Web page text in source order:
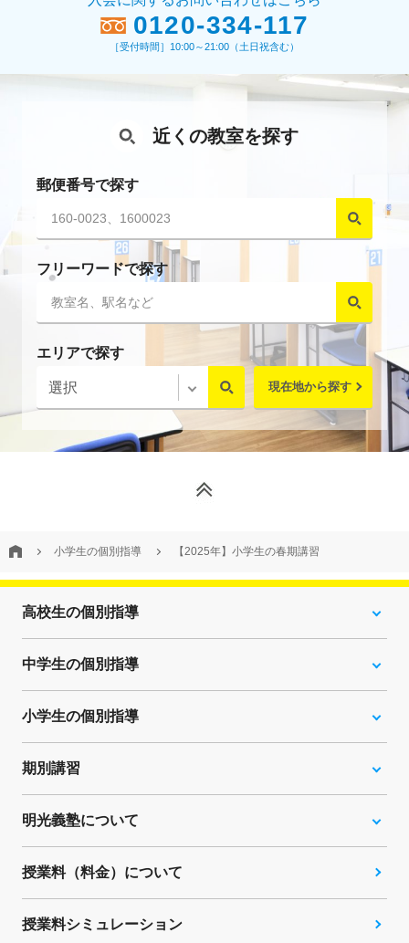
0120-334-117
［受付時間］10:00～21:00（土日祝含む）
近くの教室を探す
郵便番号で探す
フリーワードで探す
エリアで探す
現在地から探す
小学生の個別指導 【2025年】小学生の春期講習
高校生の個別指導
中学生の個別指導
小学生の個別指導
期別講習
明光義塾について
授業料（料金）について
授業料シミュレーション